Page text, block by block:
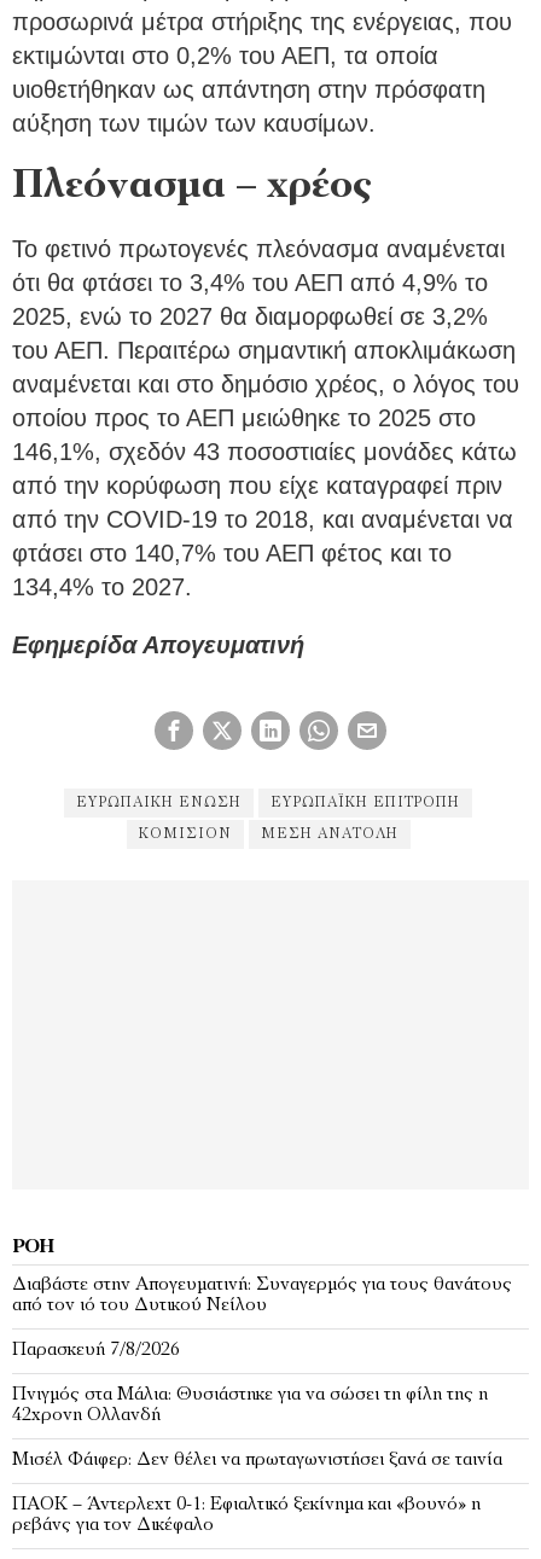
προσωρινά μέτρα στήριξης της ενέργειας, που
εκτιμώνται στο 0,2% του ΑΕΠ, τα οποία
υιοθετήθηκαν ως απάντηση στην πρόσφατη
αύξηση των τιμών των καυσίμων.
Πλεόνασμα – χρέος
Το φετινό πρωτογενές πλεόνασμα αναμένεται
ότι θα φτάσει το 3,4% του ΑΕΠ από 4,9% το
2025, ενώ το 2027 θα διαμορφωθεί σε 3,2%
του ΑΕΠ. Περαιτέρω σημαντική αποκλιμάκωση
αναμένεται και στο δημόσιο χρέος, ο λόγος του
οποίου προς το ΑΕΠ μειώθηκε το 2025 στο
146,1%, σχεδόν 43 ποσοστιαίες μονάδες κάτω
από την κορύφωση που είχε καταγραφεί πριν
από την COVID-19 το 2018, και αναμένεται να
φτάσει στο 140,7% του ΑΕΠ φέτος και το
134,4% το 2027.
Εφημερίδα Απογευματινή
ΕΥΡΩΠΑΙΚΉ ΕΝΩΣΗ ΕΥΡΩΠΑΪΚΉ ΕΠΙΤΡΟΠΉ
ΚΟΜΙΣΙΌΝ ΜΕΣΗ ΑΝΑΤΟΛΉ
ΡΟΉ
Διαβάστε στην Απογευματινή: Συναγερμός για τους θανάτους
από τον ιό του Δυτικού Νείλου
Παρασκευή 7/8/2026
Πνιγμός στα Μάλια: Θυσιάστηκε για να σώσει τη φίλη της η
42χρονη Ολλανδή
Μισέλ Φάιφερ: Δεν θέλει να πρωταγωνιστήσει ξανά σε ταινία
ΠΑΟΚ – Άντερλεχτ 0-1: Εφιαλτικό ξεκίνημα και «βουνό» η
ρεβάνς για τον Δικέφαλο